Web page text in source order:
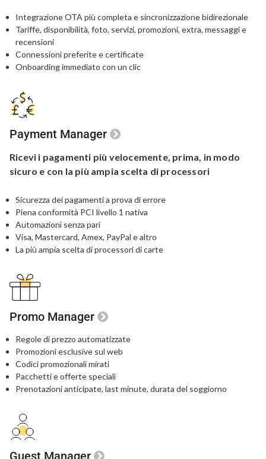
Integrazione OTA più completa e sincronizzazione bidirezionale
Tariffe, disponibilità, foto, servizi, promozioni, extra, messaggi e
recensioni
Connessioni preferite e certificate
Onboarding immediato con un clic
Payment Manager
Ricevi i pagamenti più velocemente, prima, in modo
sicuro e con la più ampia scelta di processori
Sicurezza dei pagamenti a prova di errore
Piena conformità PCI livello 1 nativa
Automazioni senza pari
Visa, Mastercard, Amex, PayPal e altro
La più ampia scelta di processori di carte
Promo Manager
Regole di prezzo automatizzate
Promozioni esclusive sul web
Codici promozionali mirati
Pacchetti e offerte speciali
Prenotazioni anticipate, last minute, durata del soggiorno
Guest Manager